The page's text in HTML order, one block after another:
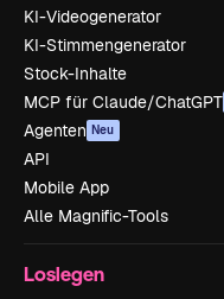
KI-Videogenerator
KI-Stimmengenerator
Stock-Inhalte
MCP für Claude/ChatGPT
Agenten Neu
API
Mobile App
Alle Magnific-Tools
Loslegen